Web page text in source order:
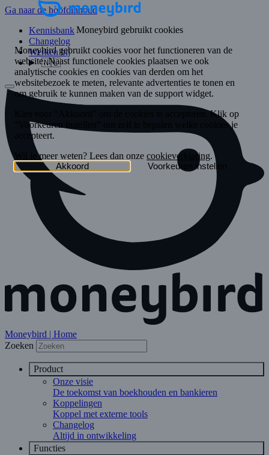
Ga naar de hoofdinhoud
Kennisbank
Changelog
Werken bij
🇳🇱
Moneybird | Home
Zoeken
Product
Onze visie
De toekomst van boekhouden en bankieren
Koppelingen
Koppel met externe tools
Changelog
Altijd in ontwikkeling
Functies